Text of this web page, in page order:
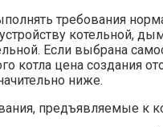
требования
котельной,
Если выбрана
котла цена создания
ниже.
предъявляемые к